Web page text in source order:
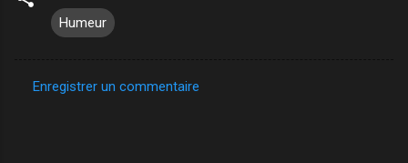
Humeur
Enregistrer un commentaire